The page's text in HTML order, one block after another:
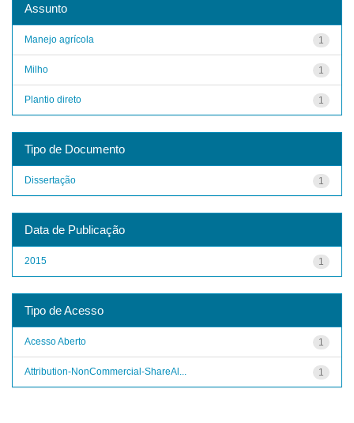
Assunto
1
Manejo agrícola
1
Milho
1
Plantio direto
Tipo de Documento
1
Dissertação
Data de Publicação
1
2015
Tipo de Acesso
1
Acesso Aberto
1
Attribution-NonCommercial-ShareAl...